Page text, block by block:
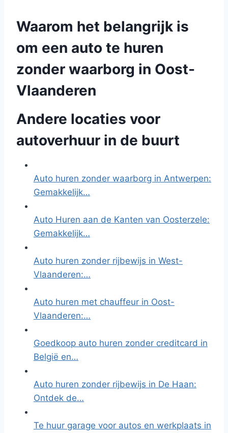
Waarom het belangrijk is
om een auto te huren
zonder waarborg in Oost-
Vlaanderen
Andere locaties voor
autoverhuur in de buurt
Auto huren zonder waarborg in Antwerpen:
Gemakkelijk…
Auto Huren aan de Kanten van Oosterzele:
Gemakkelijk…
Auto huren zonder rijbewijs in West-
Vlaanderen:…
Auto huren met chauffeur in Oost-
Vlaanderen:…
Goedkoop auto huren zonder creditcard in
België en…
Auto huren zonder rijbewijs in De Haan:
Ontdek de…
Te huur garage voor autos en werkplaats in